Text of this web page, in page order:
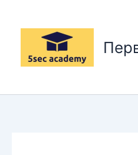
содержимому